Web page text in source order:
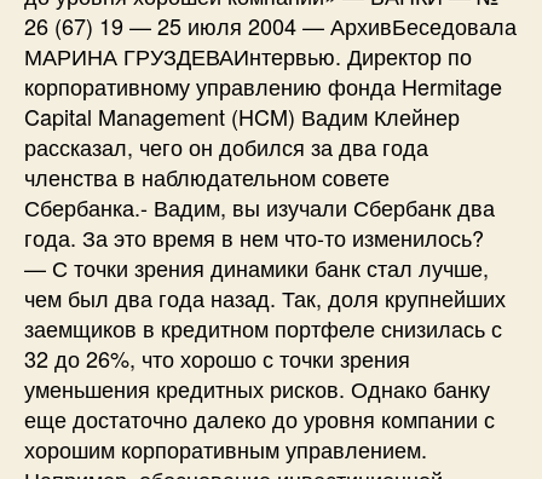
26 (67) 19 — 25 июля 2004 — АрхивБеседовала
МАРИНА ГРУЗДЕВАИнтервью. Директор по
корпоративному управлению фонда Hermitage
Capital Management (HCM) Вадим Клейнер
рассказал, чего он добился за два года
членства в наблюдательном совете
Сбербанка.- Вадим, вы изучали Сбербанк два
года. За это время в нем что-то изменилось?
— С точки зрения динамики банк стал лучше,
чем был два года назад. Так, доля крупнейших
заемщиков в кредитном портфеле снизилась с
32 до 26%, что хорошо с точки зрения
уменьшения кредитных рисков. Однако банку
еще достаточно далеко до уровня компании с
хорошим корпоративным управлением.